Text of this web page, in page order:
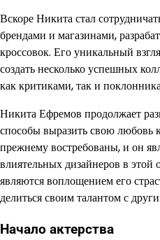
Вскоре Никита стал
брендами и магазинами,
кроссовок. Его уникальный
создать несколько успешных
как критиками, так и
Никита Ефремов продолжает
способы выразить свою любовь
прежнему востребованы, и он
влиятельных дизайнеров в этой
являются воплощением его
делиться своим талантом с
Начало актерства